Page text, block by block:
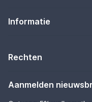
Informatie
Rechten
Aanmelden